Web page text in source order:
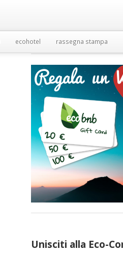
ecohotel rassegna stampa
Unisciti alla Eco-